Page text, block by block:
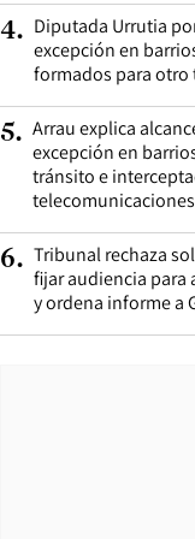
4. Diputada Urrutia
excepción en
formados para
5. Arrau explica
excepción en
tránsito e
telecomunicaciones
6. Tribunal rechaza
fijar audiencia para
y ordena informe a